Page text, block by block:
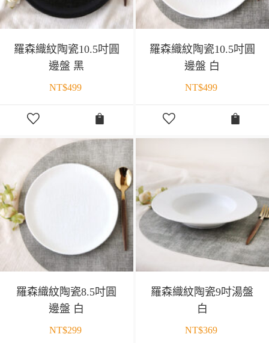
羅森織紋陶瓷10.5吋圓
邊盤 黑
NT$499
羅森織紋陶瓷10.5吋圓
邊盤 白
NT$499
羅森織紋陶瓷8.5吋圓
邊盤 白
NT$299
羅森織紋陶瓷9吋湯盤
白
NT$369